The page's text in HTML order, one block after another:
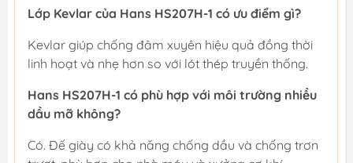
Lớp Kevlar của Hans HS207H-1 có ưu điểm gì?
Kevlar giúp chống đâm xuyên hiệu quả đồng thời
linh hoạt và nhẹ hơn so với lót thép truyền thống.
Hans HS207H-1 có phù hợp với môi trường nhiều
dầu mỡ không?
Có. Đế giày có khả năng chống dầu và chống trơn